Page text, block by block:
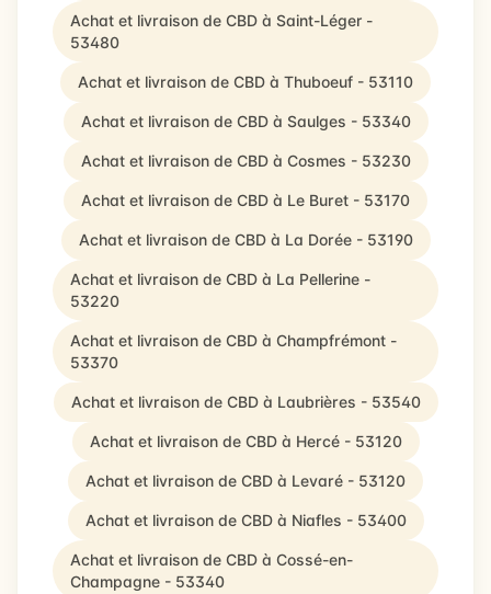
Achat et livraison de CBD à Saint-Léger -
53480
Achat et livraison de CBD à Thuboeuf - 53110
Achat et livraison de CBD à Saulges - 53340
Achat et livraison de CBD à Cosmes - 53230
Achat et livraison de CBD à Le Buret - 53170
Achat et livraison de CBD à La Dorée - 53190
Achat et livraison de CBD à La Pellerine -
53220
Achat et livraison de CBD à Champfrémont -
53370
Achat et livraison de CBD à Laubrières - 53540
Achat et livraison de CBD à Hercé - 53120
Achat et livraison de CBD à Levaré - 53120
Achat et livraison de CBD à Niafles - 53400
Achat et livraison de CBD à Cossé-en-
Champagne - 53340